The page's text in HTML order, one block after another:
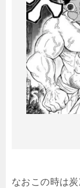
なおこの時は